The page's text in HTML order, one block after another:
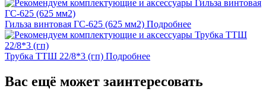
Гильза винтовая ГС-625 (625 мм2) Подробнее
Трубка ТТШ 22/8*3 (гп) Подробнее
Вас ещё может заинтересовать